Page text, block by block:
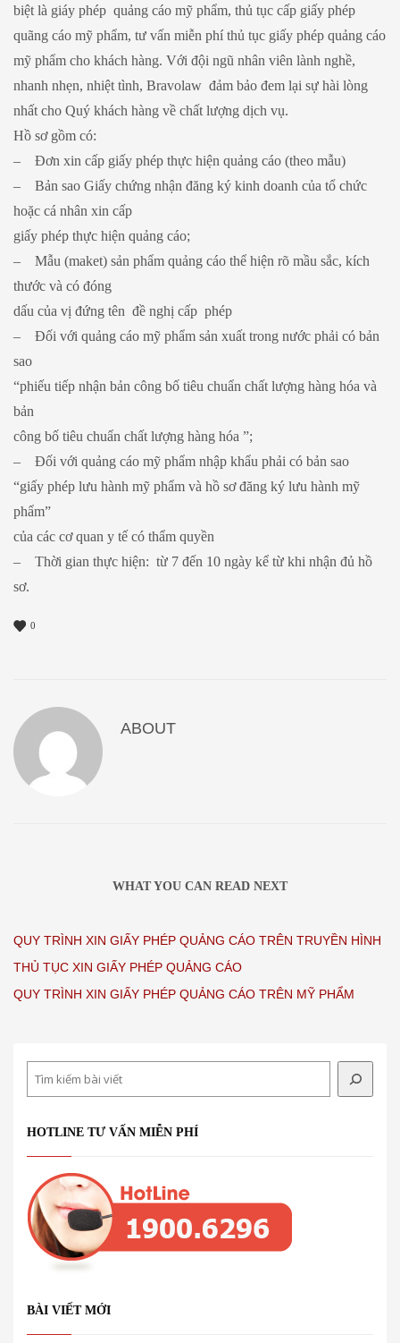
biệt là giáy phép quảng cáo mỹ phẩm, thủ tục cấp giấy phép
quãng cáo mỹ phẩm, tư vấn miễn phí thủ tục giấy phép quảng cáo
mỹ phẩm cho khách hàng. Với đội ngũ nhân viên lành nghề,
nhanh nhẹn, nhiệt tình, Bravolaw đảm bảo đem lại sự hài lòng
nhất cho Quý khách hàng về chất lượng dịch vụ.
Hồ sơ gồm có:
– Đơn xin cấp giấy phép thực hiện quảng cáo (theo mẫu)
– Bản sao Giấy chứng nhận đăng ký kinh doanh của tổ chức
hoặc cá nhân xin cấp
giấy phép thực hiện quảng cáo;
– Mẫu (maket) sản phẩm quảng cáo thể hiện rõ mầu sắc, kích
thước và có đóng
dấu của vị đứng tên đề nghị cấp phép
– Đối với quảng cáo mỹ phẩm sản xuất trong nước phải có bản
sao
“phiếu tiếp nhận bản công bố tiêu chuẩn chất lượng hàng hóa và
bản
công bố tiêu chuẩn chất lượng hàng hóa ”;
– Đối với quảng cáo mỹ phẩm nhập khẩu phải có bản sao
“giấy phép lưu hành mỹ phẩm và hồ sơ đăng ký lưu hành mỹ
phẩm”
của các cơ quan y tế có thẩm quyền
– Thời gian thực hiện: từ 7 đến 10 ngày kể từ khi nhận đủ hồ
sơ.
0
ABOUT
WHAT YOU CAN READ NEXT
QUY TRÌNH XIN GIẤY PHÉP QUẢNG CÁO TRÊN TRUYỀN HÌNH
THỦ TỤC XIN GIẤY PHÉP QUẢNG CÁO
QUY TRÌNH XIN GIẤY PHÉP QUẢNG CÁO TRÊN MỸ PHẨM
HOTLINE TƯ VẤN MIỄN PHÍ
BÀI VIẾT MỚI